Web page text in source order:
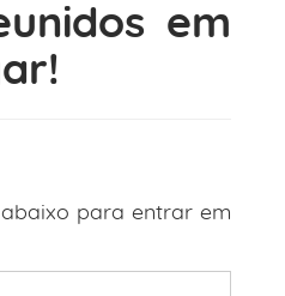
em
para entrar em